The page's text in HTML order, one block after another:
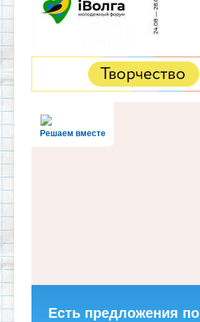
Решаем вместе
Есть предложения по